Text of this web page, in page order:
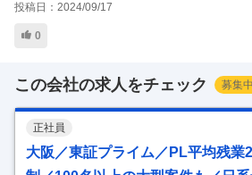
投稿日： 2024/09/17
0
この会社の求人をチェック 募集中
正社員
大阪／東証プライム／PL平均残業